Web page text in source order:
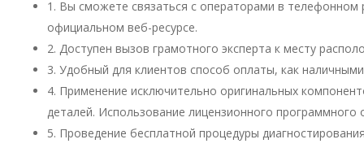
1. Вы сможете связаться с операторами в
официальном веб-ресурсе.
2. Доступен вызов грамотного эксперта к месту
3. Удобный для клиентов способ оплаты, как
4. Применение исключительно оригинальных
деталей. Использование лицензионного
5. Проведение бесплатной процедуры